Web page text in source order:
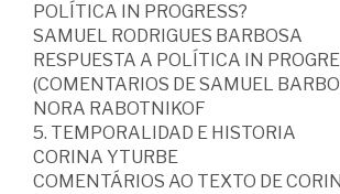
POLÍTICA IN PROGRESS?
SAMUEL RODRIGUES BARBOSA
RESPUESTA A POLÍTICA IN
(COMENTARIOS DE SAMUEL
NORA RABOTNIKOF
5. TEMPORALIDAD E HISTORIA
CORINA YTURBE
COMENTÁRIOS AO TEXTO DE